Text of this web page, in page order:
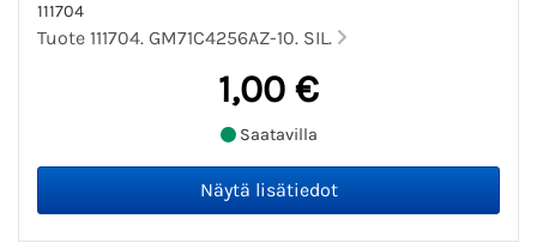
111704
Tuote 111704. GM71C4256AZ-10. SIL.
1,00 €
Saatavilla